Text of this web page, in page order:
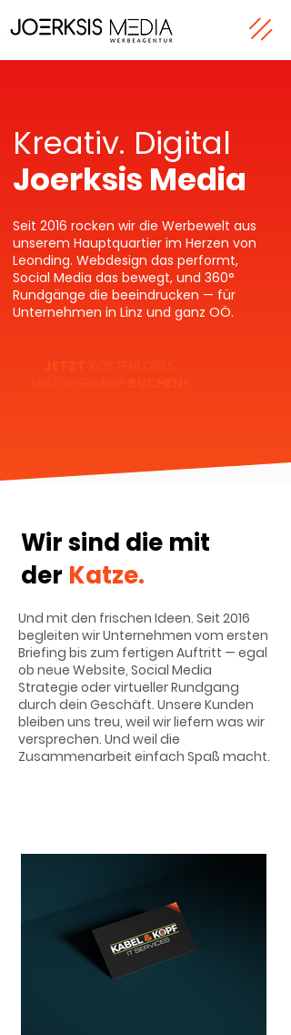
Kreativ. Digital
Joerksis Media
Seit 2016 rocken wir die Werbewelt aus
unserem Hauptquartier im Herzen von
Leonding. Webdesign das performt,
Social Media das bewegt, und 360°
Rundgänge die beeindrucken — für
Unternehmen in Linz und ganz OÖ.
Wir sind die mit
der Katze.
Und mit den frischen Ideen. Seit 2016
begleiten wir Unternehmen vom ersten
Briefing bis zum fertigen Auftritt — egal
ob neue Website, Social Media
Strategie oder virtueller Rundgang
durch dein Geschäft. Unsere Kunden
bleiben uns treu, weil wir liefern was wir
versprechen. Und weil die
Zusammenarbeit einfach Spaß macht.